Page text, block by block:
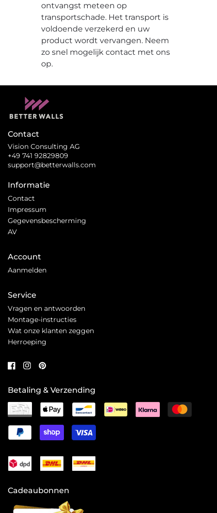
ontvangst meteen op
transportschade. Het transport is
voldoende verzekerd en uw
product wordt vervangen. Neem
zo snel mogelijk contact met ons
op.
Contact
Vision Consulting AG
+49 741 92829809
support@betterwalls.com
Informatie
Contact
Impressum
Gegevensbescherming
AV
Account
Aanmelden
Service
Vragen en antwoorden
Montage-instructies
Wat onze klanten zeggen
Herroeping
Betaling & Verzending
Cadeaubonnen